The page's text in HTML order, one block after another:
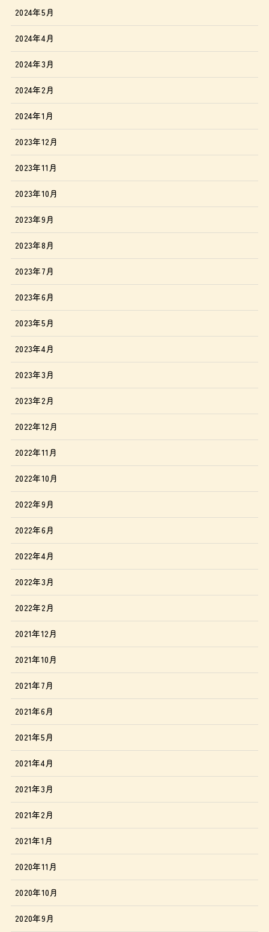
2024年5月
2024年4月
2024年3月
2024年2月
2024年1月
2023年12月
2023年11月
2023年10月
2023年9月
2023年8月
2023年7月
2023年6月
2023年5月
2023年4月
2023年3月
2023年2月
2022年12月
2022年11月
2022年10月
2022年9月
2022年6月
2022年4月
2022年3月
2022年2月
2021年12月
2021年10月
2021年7月
2021年6月
2021年5月
2021年4月
2021年3月
2021年2月
2021年1月
2020年11月
2020年10月
2020年9月